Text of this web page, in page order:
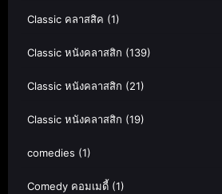
Classic คลาสสิค (1)
Classic หนังคลาสสิก (139)
Classic หนังคลาสสิก (21)
Classic หนังคลาสสิก (19)
comedies (1)
Comedy คอมเมดี้ (1)